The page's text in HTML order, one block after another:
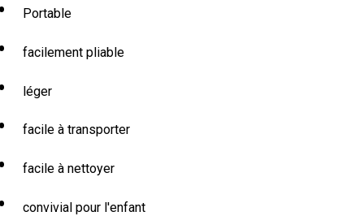
Portable
facilement pliable
léger
facile à transporter
facile à nettoyer
convivial pour l'enfant